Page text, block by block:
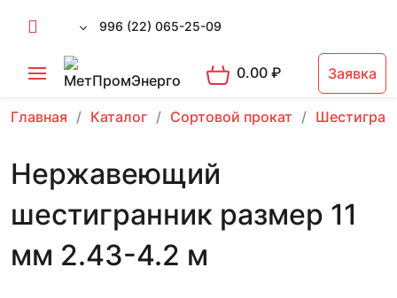
996 (22) 065-25-09
0.00₽ Заявка
Главная Каталог Сортовой прокат
Нержавеющий
шестигранник размер 11
мм 2.43-4.2 м